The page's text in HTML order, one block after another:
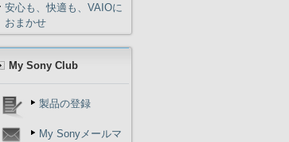
安心も、快適も、VAIOに
おまかせ
My Sony Club
製品の登録
My Sonyメールマ